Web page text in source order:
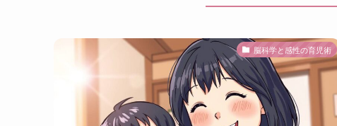
脳科学と感性の育児術